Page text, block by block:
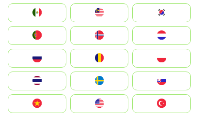
South Korea
Nederland
Portugal
România
Slovensko
United States
Vietnam